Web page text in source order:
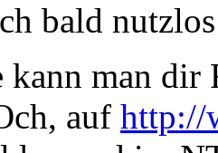
bald
kann man dir
auf http://